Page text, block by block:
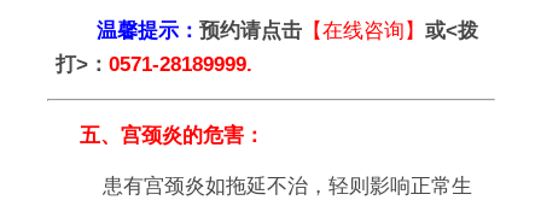
温馨提示： 预约请点击【在线咨询】 或<拨
打>： 0571-28189999.
五、宫颈炎的危害：
患有宫颈炎如拖延不治，轻则影响正常生